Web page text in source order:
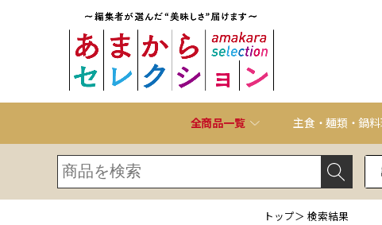
全商品一覧 主食・麺類・鍋
トップ＞ 検索結果